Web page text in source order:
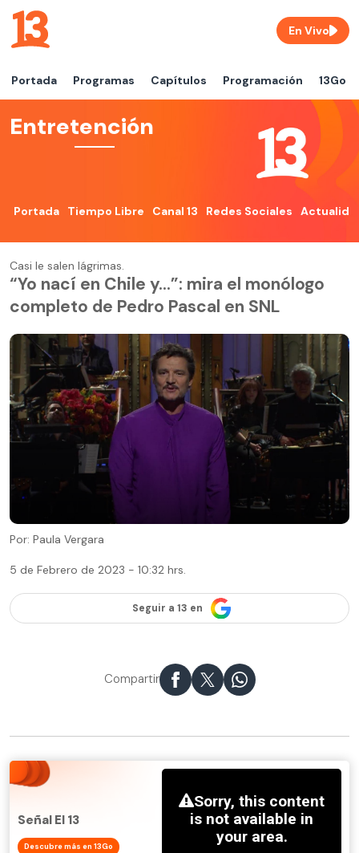
Portada Programas Capítulos Programación 13Go
En Vivo
Entretención
Portada Tiempo Libre Canal 13 Redes Sociales
Casi le salen lágrimas.
“Yo nací en Chile y…”: mira el monólogo
completo de Pedro Pascal en SNL
Por: Paula Vergara
5 de Febrero de 2023 - 10:32 hrs.
Seguir a 13 en
Compartir
Señal El 13
Descubre más en 13Go